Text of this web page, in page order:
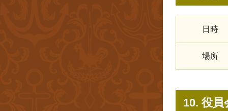
日時
場所
10. 役員